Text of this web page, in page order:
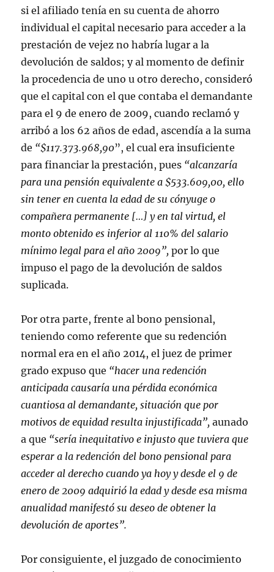
si el afiliado tenía en su cuenta de ahorro
individual el capital necesario para acceder a la
prestación de vejez no habría lugar a la
devolución de saldos; y al momento de definir
la procedencia de uno u otro derecho, consideró
que el capital con el que contaba el demandante
para el 9 de enero de 2009, cuando reclamó y
arribó a los 62 años de edad, ascendía a la suma
de “$117.373.968,90”, el cual era insuficiente
para financiar la prestación, pues “alcanzaría
para una pensión equivalente a $533.609,00, ello
sin tener en cuenta la edad de su cónyuge o
compañera permanente […] y en tal virtud, el
monto obtenido es inferior al 110% del salario
mínimo legal para el año 2009”, por lo que
impuso el pago de la devolución de saldos
suplicada.
Por otra parte, frente al bono pensional,
teniendo como referente que su redención
normal era en el año 2014, el juez de primer
grado expuso que “hacer una redención
anticipada causaría una pérdida económica
cuantiosa al demandante, situación que por
motivos de equidad resulta injustificada”,aunado
a que “sería inequitativo e injusto que tuviera que
esperar a la redención del bono pensional para
acceder al derecho cuando ya hoy y desde el 9 de
enero de 2009 adquirió la edad y desde esa misma
anualidad manifestó su deseo de obtener la
devolución de aportes”.
Por consiguiente, el juzgado de conocimiento